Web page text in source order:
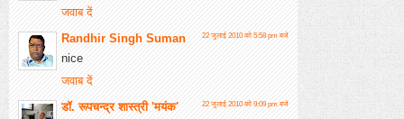
जवाब दें
Randhir Singh Suman
22 जुलाई 2010 को 5:58 pm बजे
nice
जवाब दें
डॉ. रूपचन्द्र शास्त्री 'मयंक'
22 जुलाई 2010 को 9:09 pm बजे